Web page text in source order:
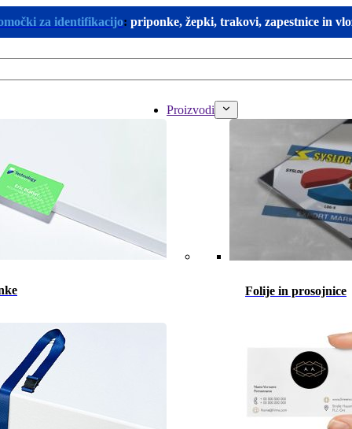
za identifikacijo: priponke, žepki, trakovi, zapestnice in
Proizvodi
Folije in prosojnice